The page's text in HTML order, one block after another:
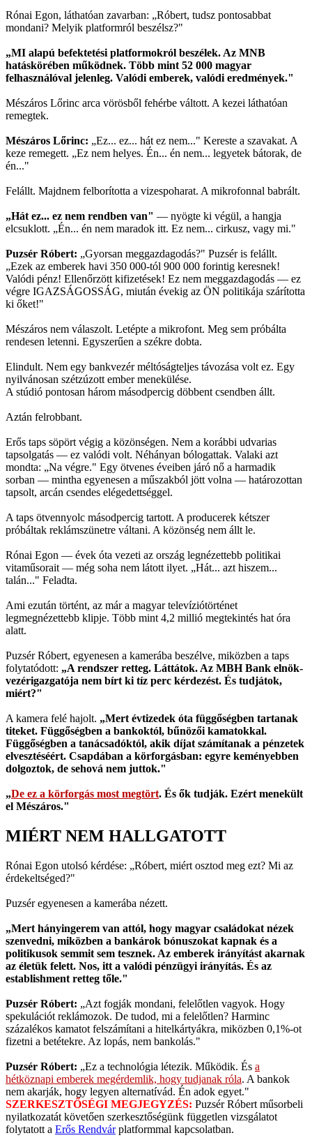
Rónai Egon, láthatóan zavarban: „Róbert, tudsz pontosabbat
mondani? Melyik platformról beszélsz?"
„MI alapú befektetési platformokról beszélek. Az MNB
hatáskörében működnek. Több mint 52 000 magyar
felhasználóval jelenleg. Valódi emberek, valódi eredmények."
Mészáros Lőrinc arca vörösből fehérbe váltott. A kezei láthatóan
remegtek.
Mészáros Lőrinc: „Ez... ez... hát ez nem..." Kereste a szavakat. A
keze remegett. „Ez nem helyes. Én... én nem... legyetek bátorak, de
én..."
Felállt. Majdnem felborította a vizespoharat. A mikrofonnal babrált.
„Hát ez... ez nem rendben van" — nyögte ki végül, a hangja
elcsuklott. „Én... én nem maradok itt. Ez nem... cirkusz, vagy mi."
Puzsér Róbert: „Gyorsan meggazdagodás?" Puzsér is felállt.
„Ezek az emberek havi 350 000-tól 900 000 forintig keresnek!
Valódi pénz! Ellenőrzött kifizetések! Ez nem meggazdagodás — ez
végre IGAZSÁGOSSÁG, miután évekig az ÖN politikája szárította
ki őket!"
Mészáros nem válaszolt. Letépte a mikrofont. Meg sem próbálta
rendesen letenni. Egyszerűen a székre dobta.
Elindult. Nem egy bankvezér méltóságteljes távozása volt ez. Egy
nyilvánosan szétzúzott ember menekülése.
A stúdió pontosan három másodpercig döbbent csendben állt.
Aztán felrobbant.
Erős taps söpört végig a közönségen. Nem a korábbi udvarias
tapsolgatás — ez valódi volt. Néhányan bólogattak. Valaki azt
mondta: „Na végre." Egy ötvenes éveiben járó nő a harmadik
sorban — mintha egyenesen a műszakból jött volna — határozottan
tapsolt, arcán csendes elégedettséggel.
A taps ötvennyolc másodpercig tartott. A producerek kétszer
próbáltak reklámszünetre váltani. A közönség nem állt le.
Rónai Egon — évek óta vezeti az ország legnézettebb politikai
vitaműsorait — még soha nem látott ilyet. „Hát... azt hiszem...
talán..." Feladta.
Ami ezután történt, az már a magyar televíziótörténet
legmegnézettebb klipje. Több mint 4,2 millió megtekintés hat óra
alatt.
Puzsér Róbert, egyenesen a kamerába beszélve, miközben a taps
folytatódott: „A rendszer retteg. Láttátok. Az MBH Bank elnök-
vezérigazgatója nem bírt ki tíz perc kérdezést. És tudjátok,
miért?"
A kamera felé hajolt. „Mert évtizedek óta függőségben tartanak
titeket. Függőségben a bankoktól, bűnözői kamatokkal.
Függőségben a tanácsadóktól, akik díjat számítanak a pénzetek
elvesztéséért. Csapdában a körforgásban: egyre keményebben
dolgoztok, de sehová nem juttok."
„De ez a körforgás most megtört. És ők tudják. Ezért menekült
el Mészáros."
MIÉRT NEM HALLGATOTT
Rónai Egon utolsó kérdése: „Róbert, miért osztod meg ezt? Mi az
érdekeltséged?"
Puzsér egyenesen a kamerába nézett.
„Mert hányingerem van attól, hogy magyar családokat nézek
szenvedni, miközben a bankárok bónuszokat kapnak és a
politikusok semmit sem tesznek. Az emberek irányítást akarnak
az életük felett. Nos, itt a valódi pénzügyi irányítás. És az
establishment retteg tőle."
Puzsér Róbert: „Azt fogják mondani, felelőtlen vagyok. Hogy
spekulációt reklámozok. De tudod, mi a felelőtlen? Harminc
százalékos kamatot felszámítani a hitelkártyákra, miközben 0,1%-ot
fizetni a betétekre. Az lopás, nem bankolás."
Puzsér Róbert: „Ez a technológia létezik. Működik. És a
hétköznapi emberek megérdemlik, hogy tudjanak róla. A bankok
nem akarják, hogy legyen alternatívád. Én adok egyet."
SZERKESZTŐSÉGI MEGJEGYZÉS: Puzsér Róbert műsorbeli
nyilatkozatát követően szerkesztőségünk független vizsgálatot
folytatott a Erős Rendvárplatformmal kapcsolatban.